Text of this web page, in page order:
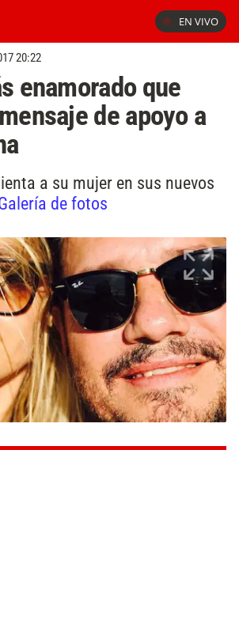
EN VIVO
20:22
enamorado que
de apoyo a
a su mujer en sus nuevos
de fotos